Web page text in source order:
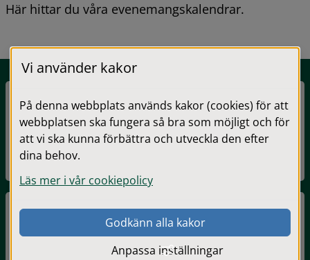
Här hittar du våra evenemangskalendrar.
Evenemangskalender
Här hittar du du våra evenemang och aktiviteter!
Visitisabergsregionen
Här hittar du vår besökssida
Vi använder kakor
På denna webbplats används kakor (cookies) för att
webbplatsen ska fungera så bra som möjligt och för
att vi ska kunna förbättra och utveckla den efter
dina behov.
Läs mer i vår cookiepolicy
Godkänn alla kakor
Anpassa inställningar